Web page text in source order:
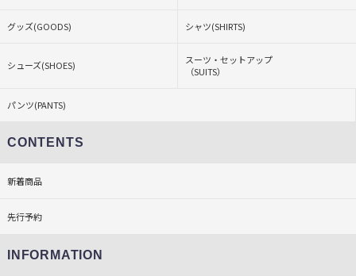
グッズ(GOODS) シャツ(SHIRTS)
シューズ(SHOES)
スーツ・セットアップ
（SUITS）
パンツ(PANTS)
CONTENTS
新着商品
先行予約
INFORMATION